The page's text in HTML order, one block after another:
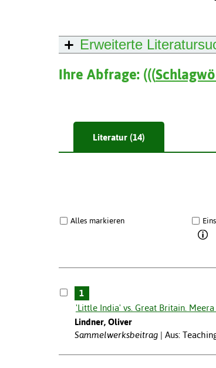
Erweiterte
Ihre Abfrage: (((
Literatur (14)
Alles markieren
1
'Little India' vs. Great Britain.
Lindner, Oliver
Sammelwerksbeitrag
Aus: